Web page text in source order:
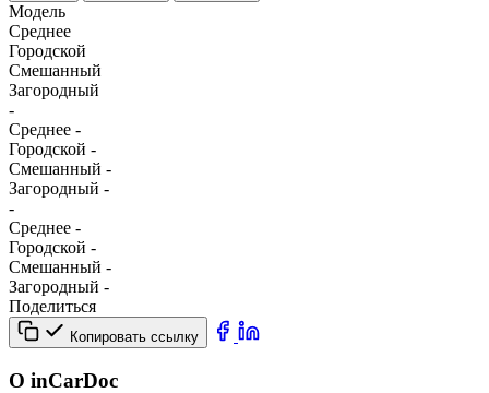
Модель
Среднее
Городской
Смешанный
Загородный
-
Среднее -
Городской -
Смешанный -
Загородный -
-
Среднее -
Городской -
Смешанный -
Загородный -
Поделиться
Копировать ссылку
О inCarDoc